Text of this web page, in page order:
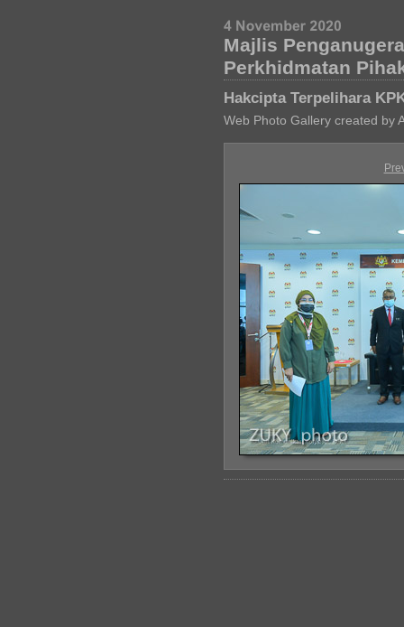
Majlis
Perkhidmatan
Hakcipta Terpelihara
Web Photo Gallery created by